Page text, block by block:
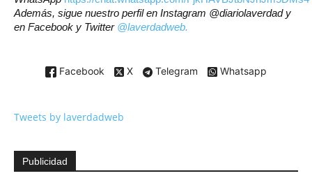
Además, sigue nuestro perfil en Instagram @diariolaverdady
en Facebook y Twitter @laverdadweb.
Facebook X Telegram Whatsapp
Tweets by laverdadweb
Publicidad